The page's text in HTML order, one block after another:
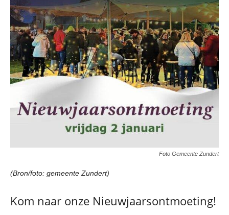
Foto Gemeente Zundert
(Bron/foto: gemeente Zundert)
Kom naar onze Nieuwjaarsontmoeting!